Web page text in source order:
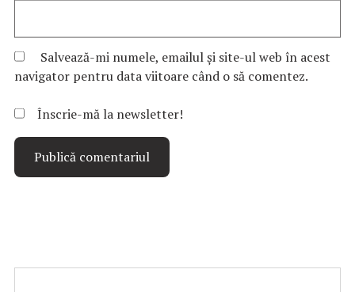
Salvează-mi numele, emailul și site-ul web în acest
navigator pentru data viitoare când o să comentez.
Înscrie-mă la newsletter!